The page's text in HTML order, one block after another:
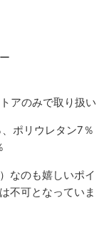
アのみで取り扱い
ポリウレタン7％
なのも嬉しいポイ
不可となっていま